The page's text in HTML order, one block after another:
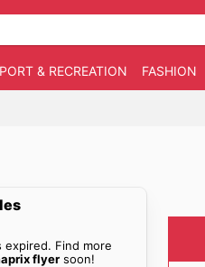
& RECREATION FASHION
expired. Find more
flyer soon!